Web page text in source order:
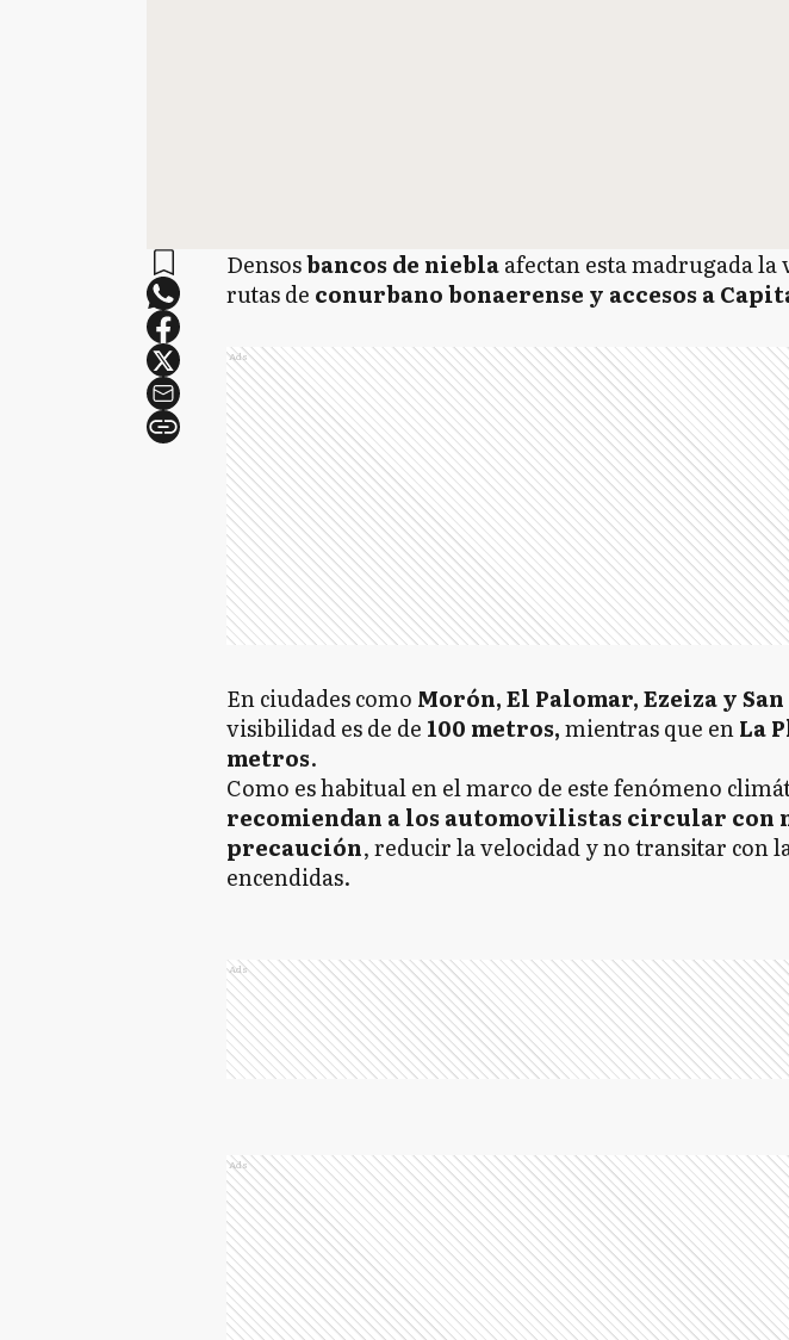
Densosbancos de nieblaafectan esta madrugada la
rutas de conurbano bonaerense y accesos a
Ads
En ciudades como Morón, El Palomar, Ezeiza y
visibilidad es de de 100 metros,mientras que enLa
metros.
Como es habitual en el marco de este fenómeno
recomiendan a los automovilistas circular con
precaución, reducir la velocidad y no transitar con
encendidas.
Ads
Ads